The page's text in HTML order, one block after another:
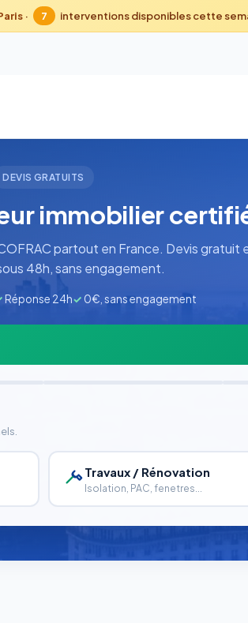
· 7 interventions disponibles cette
DEVIS GRATUITS
immobilier
partout en France. Devis gratuit
48h, sans engagement.
Réponse 24h✓ 0€, sans engagement
Travaux / Rénovation
Isolation, PAC, fenetres...